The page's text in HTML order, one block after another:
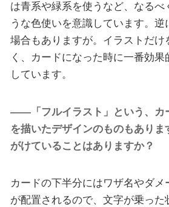
は青系や緑系を使うなど、なるべ
うな色使いを意識しています。逆
場合もありますが。イラストだけ
く、カードになった時に一番効
しています。
——「フルイラスト」という、カ
を描いたデザインのものもあり
がけていることはありますか？
カードの下半分にはワザ名やダメ
が配置されるので、文字が乗った